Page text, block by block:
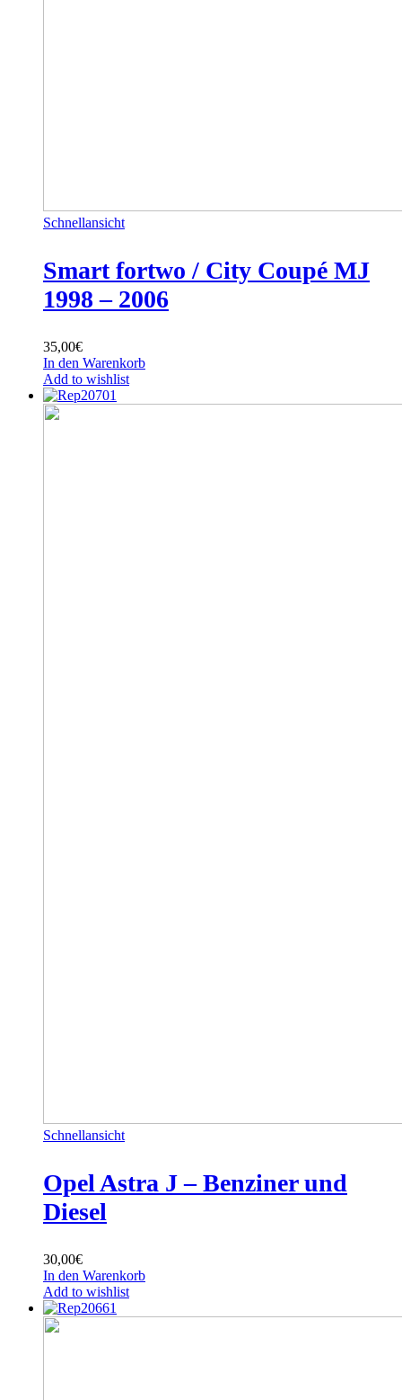
Schnellansicht
Smart fortwo / City Coupé MJ
1998 – 2006
35,00€
In den Warenkorb
Add to wishlist
Schnellansicht
Opel Astra J – Benziner und
Diesel
30,00€
In den Warenkorb
Add to wishlist